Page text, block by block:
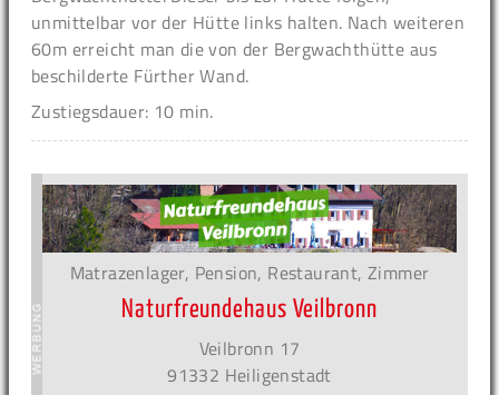
unmittelbar vor der Hütte links halten. Nach weiteren
60m erreicht man die von der Bergwachthütte aus
beschilderte Fürther Wand.
Zustiegsdauer: 10 min.
Matrazenlager, Pension, Restaurant, Zimmer
Naturfreundehaus Veilbronn
Veilbronn 17
91332 Heiligenstadt